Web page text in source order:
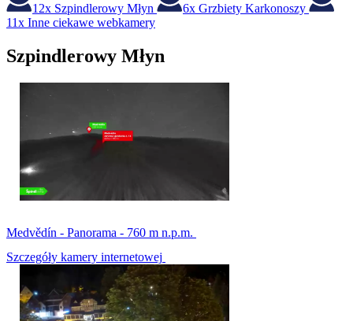
12x Szpindlerowy Młyn 6x Grzbiety Karkonoszy
11x Inne ciekawe webkamery
Szpindlerowy Młyn
Medvědín - Panorama - 760 m n.p.m.
Szczegóły kamery internetowej